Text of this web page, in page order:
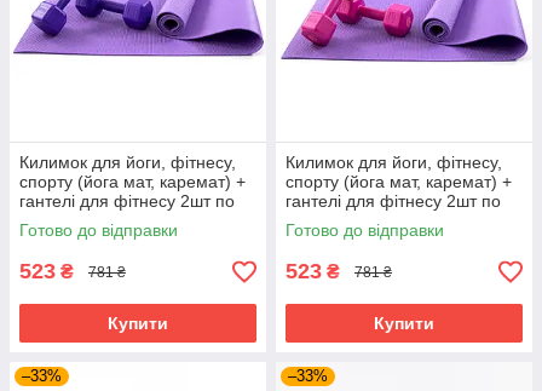
Килимок для йоги, фітнесу,
спорту (йога мат, каремат) +
гантелі для фітнесу 2шт по
2кг OSPORT Set 82 (n-0112)
Фіолетово-фіолетовий
Готово до відправки
523 ₴ 781 ₴
Купити
Килимок для йоги, фітнесу,
спорту (йога мат, каремат) +
гантелі для фітнесу 2шт по
2кг OSPORT Set 82 (n-0112)
Фіолетово-рожевий
Готово до відправки
523 ₴ 781 ₴
Купити
–33% –33%